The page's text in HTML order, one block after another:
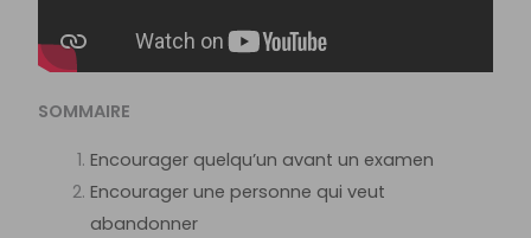
SOMMAIRE
Encourager quelqu’un avant un examen
Encourager une personne qui veut
abandonner